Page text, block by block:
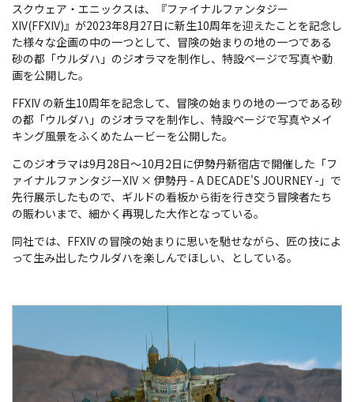
スクウェア・エニックスは、『ファイナルファンタジー
XIV(FFXIV)』が2023年8月27日に新生10周年を迎えたことを記念し
た様々な企画の中の一つとして、冒険の始まりの地の一つである
砂の都「ウルダハ」のジオラマを制作し、特設ページで写真や動
画を公開した。
FFXIV の新生10周年を記念して、冒険の始まりの地の一つである砂
の都「ウルダハ」のジオラマを制作し、特設ページで写真やメイ
キング風景をふくめたムービーを公開した。
このジオラマは9月28日～10月2日に伊勢丹新宿店で開催した「フ
ァイナルファンタジーXIV × 伊勢丹 - A DECADE'S JOURNEY -」で
先行展示したもので、ギルドの看板から街を行き交う冒険者たち
の賑わいまで、細かく再現した大作となっている。
同社では、FFXIV の冒険の始まりに思いを馳せながら、匠の技によ
って生み出したウルダハを楽しんでほしい、としている。